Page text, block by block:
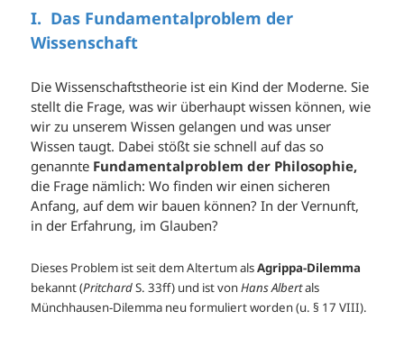
I. Das Fundamentalproblem der
Wissenschaft
Die Wissenschaftstheorie ist ein Kind der Moderne. Sie
stellt die Frage, was wir überhaupt wissen können, wie
wir zu unserem Wissen gelangen und was unser
Wissen taugt. Dabei stößt sie schnell auf das so
genannte Fundamentalproblem der Philosophie,
die Frage nämlich: Wo finden wir einen sicheren
Anfang, auf dem wir bauen können? In der Vernunft,
in der Erfahrung, im Glauben?
Dieses Problem ist seit dem Altertum alsAgrippa-Dilemma
bekannt (PritchardS. 33ff) und ist vonHans Albertals
Münchhausen-Dilemma neu formuliert worden (u. § 17 VIII).